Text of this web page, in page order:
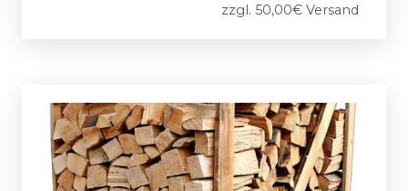
zzgl. 50,00€ Versand